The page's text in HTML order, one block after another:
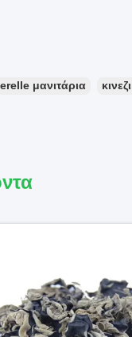
μανιτάρια